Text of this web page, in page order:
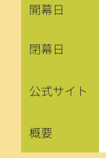
開幕日
閉幕日
公式サイト
概要